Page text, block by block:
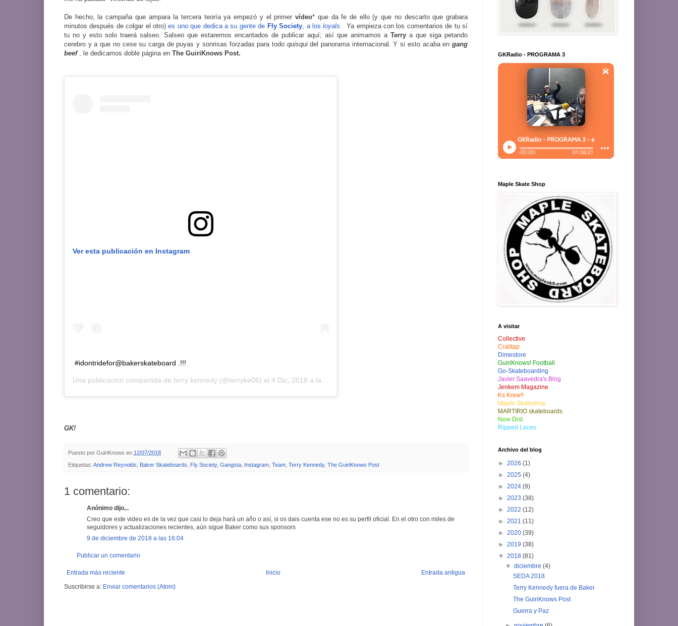
De hecho, la campaña que ampara la tercera teoría ya empezó y el primervídeo* que da fe de ello (y que no descarto que grabara
minutos después de colgar el otro)es uno que dedica a su gente de Fly Society, a losloyals.
Ya empieza con los comentarios de tu sí
tu no y esto solo traerá salseo. Salseo que estaremos encantados de publicar aquí; así que animamos a Terry a que siga petando
cerebro y a que no cese su carga de puyas y sonrisas forzadas para todo quisquidel panorama internacional. Y si esto acaba en gang
beef , le dedicamos doble página en The GuiriKnows Post.
Ver esta publicación en Instagram
#idontridefor@bakerskateboard .!!!
Una publicación compartida de terry kennedy (@terryke06) el 4 Dic, 2018 a las 9:55 PST
GK!
Puesto por GuiriKnows en 12/07/2018
Etiquetas: Andrew Reynolds Baker Skateboards Fly Society, Gangsta Instagram Team Terry Kennedy, The GuiriKnows Post
1 comentario:
Anónimo dijo...
Creo que este video es de la vez que casi lo deja hará un año o así, si os dais cuenta ese no es su perfil oficial. En el otro con miles de
seguidores y actualizaciones recientes, aún sigue Baker como sus sponsors
9 de diciembre de 2018 a las 16:04
Publicar un comentario
Entrada más reciente Entrada antigua
Inicio
Suscribirse a: Enviar comentarios (Atom)
GKRadio - PROGRAMA 3
Maple Skate Shop
A visitar
Collective
Crailtap
Dimestore
GuiriKnows! Football
Go-Skateboarding
Javier Saavedra's Blog
Jenkem Magazine
Ks Krew!!
Maple Skateshop
MARTIRIO skateboards
Now Dist
Ripped Laces
Archivo del blog
► 2026 (1)
► 2025 (4)
► 2024 (9)
► 2023 (38)
► 2022 (12)
► 2021 (11)
► 2020 (39)
► 2019 (38)
▼ 2018 (81)
▼diciembre(4)
SEDA 2018
Terry Kennedy fuera de Baker
The GuiriKnows Post
Guerra y Paz